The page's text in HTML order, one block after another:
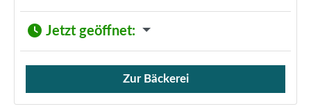
Jetzt geöffnet:
Verkauf von Brötchen,
Zur Bäckerei